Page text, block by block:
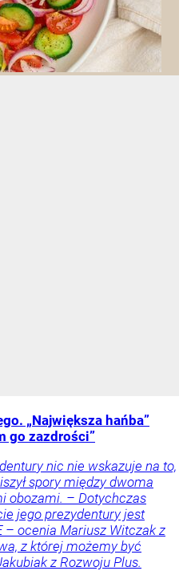
„Największa hańba”
go zazdrości”
nic nie wskazuje na to,
spory między dwoma
obozami. – Dotychczas
jego prezydentury jest
– ocenia Mariusz Witczak z
z której możemy być
z Rozwoju Plus.